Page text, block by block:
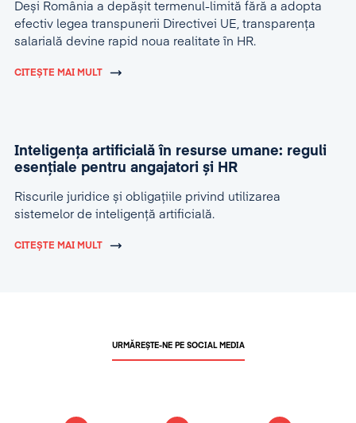
Deși România a depășit termenul-limită fără a adopta
efectiv legea transpunerii Directivei UE, transparența
salarială devine rapid noua realitate în HR.
CITEȘTE MAI MULT
Inteligența artificială în resurse umane: reguli
esențiale pentru angajatori și HR
Riscurile juridice și obligațiile privind utilizarea
sistemelor de inteligență artificială.
CITEȘTE MAI MULT
URMĂREȘTE-NE PE SOCIAL MEDIA